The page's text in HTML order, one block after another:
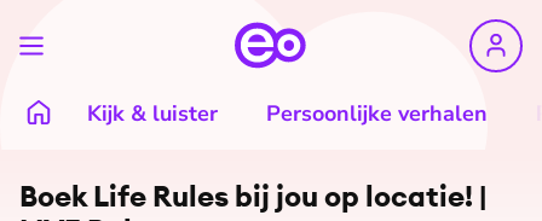
Kijk & luister Persoonlijke verhalen
Boek Life Rules bij jou op locatie! |